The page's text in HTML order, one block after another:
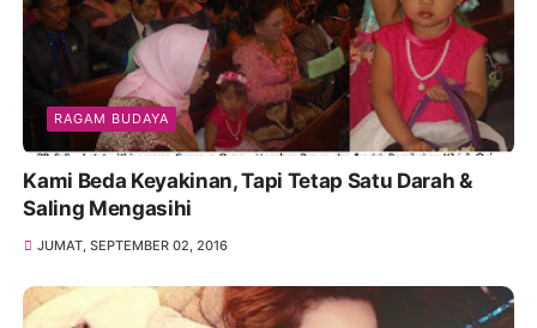
RAGAM BUDAYA
Kami Beda Keyakinan, Tapi Tetap Satu Darah &
Saling Mengasihi
JUMAT, SEPTEMBER 02, 2016